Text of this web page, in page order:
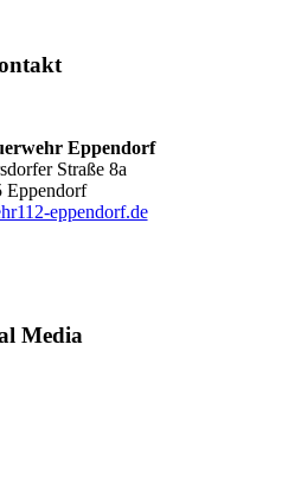
Eppendorf
Straße 8a
Eppendorf
eppendorf.de
Media